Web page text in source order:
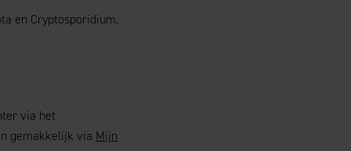
en Cryptosporidium.
via het
gemakkelijk via Mijn